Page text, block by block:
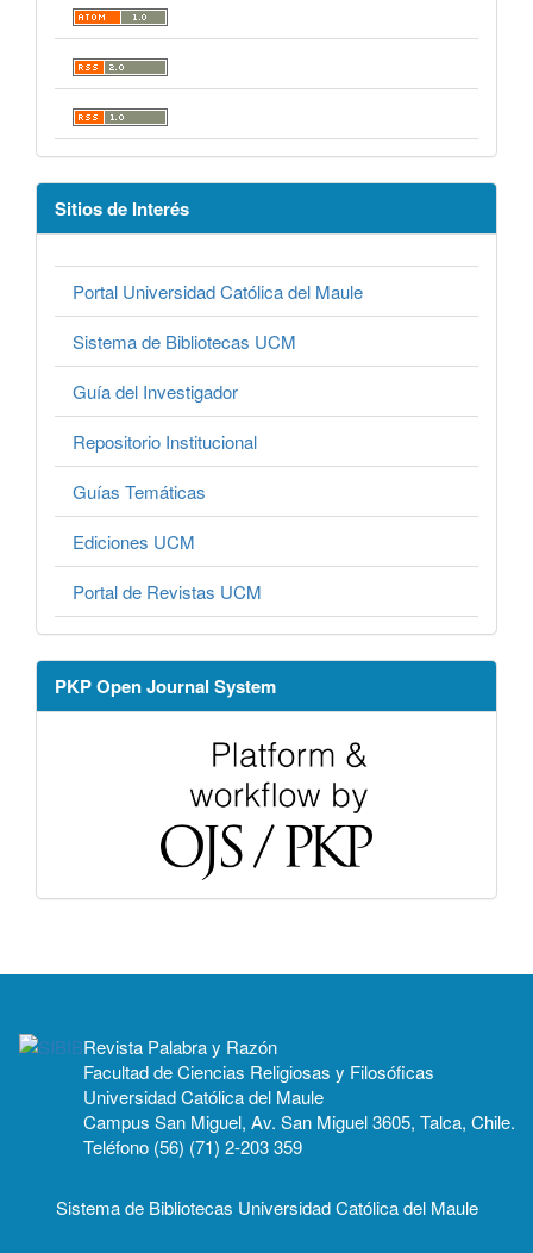
Sitios de Interés
Portal Universidad Católica del Maule
Sistema de Bibliotecas UCM
Guía del Investigador
Repositorio Institucional
Guías Temáticas
Ediciones UCM
Portal de Revistas UCM
PKP Open Journal System
Revista Palabra y Razón
Facultad de Ciencias Religiosas y Filosóficas
Universidad Católica del Maule
Campus San Miguel, Av. San Miguel 3605, Talca, Chile.
Teléfono (56) (71) 2-203 359
Sistema de Bibliotecas Universidad Católica del Maule